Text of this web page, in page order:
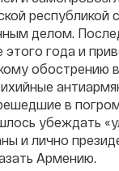
республикой
делом.
года и
обострению в
в
убеждать
и лично
Армению.